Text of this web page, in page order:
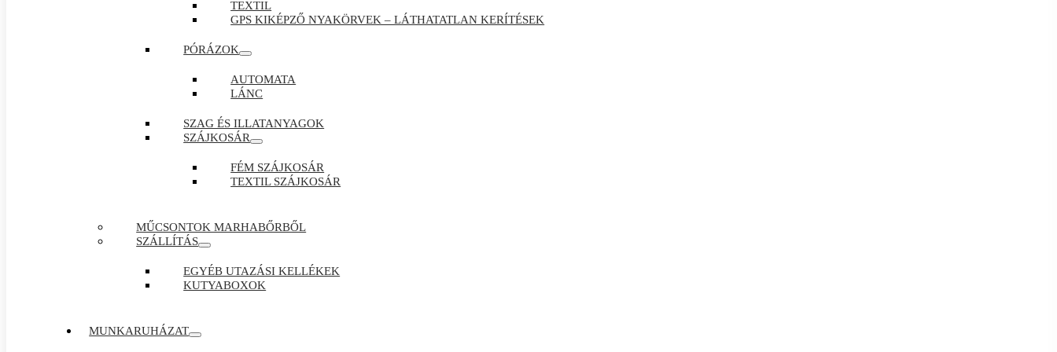
TEXTIL
GPS KIKÉPZŐ NYAKÖRVEK – LÁTHATATLAN KERÍTÉSEK
PÓRÁZOK
AUTOMATA
LÁNC
SZAG ÉS ILLATANYAGOK
SZÁJKOSÁR
FÉM SZÁJKOSÁR
TEXTIL SZÁJKOSÁR
MŰCSONTOK MARHABŐRBŐL
SZÁLLÍTÁS
EGYÉB UTAZÁSI KELLÉKEK
KUTYABOXOK
MUNKARUHÁZAT